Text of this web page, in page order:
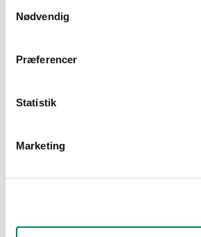
Nødvendig
Præferencer
Statistik
Marketing
Smiley
Branche